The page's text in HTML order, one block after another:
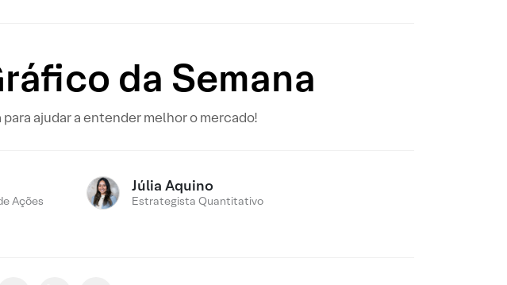
da Semana
ajudar a entender melhor o mercado!
Ações
Júlia Aquino
Estrategista Quantitativo